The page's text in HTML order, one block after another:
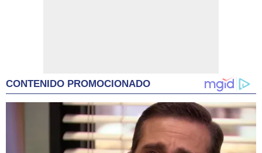
CONTENIDO PROMOCIONADO